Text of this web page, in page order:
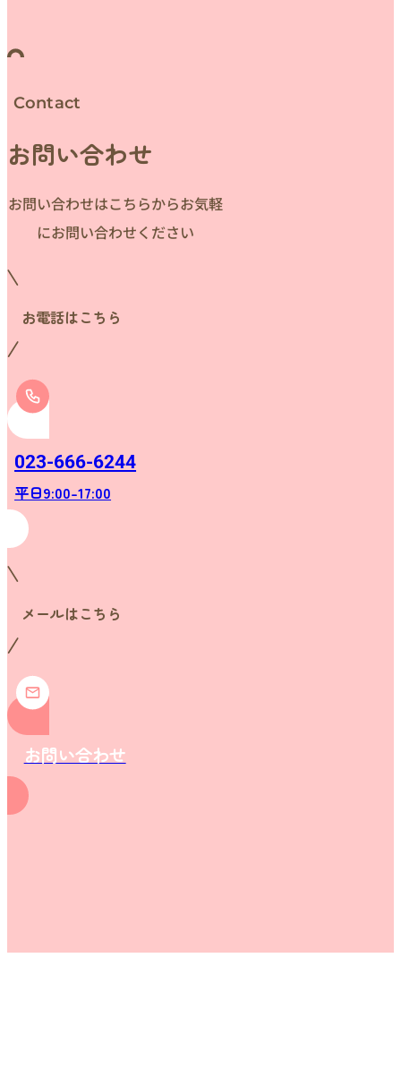
Contact
お問い合わせ
お問い合わせはこちらからお気軽
にお問い合わせください
お電話はこちら
023-666-6244
平日9:00-17:00
メールはこちら
お問い合わせ